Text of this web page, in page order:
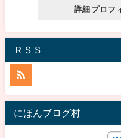
詳細プロフ
ＲＳＳ
にほんブログ村